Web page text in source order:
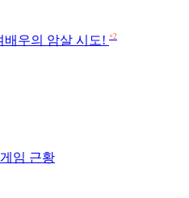
우의 암살 시도! +2
임 근황